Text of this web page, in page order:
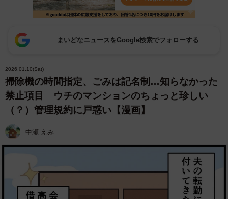
まいどなニュースをGoogle検索でフォローする
2026.01.10(Sat)
掃除機の時間指定、ごみは記名制…知らなかった
禁止項目 ウチのマンションのちょっと珍しい
（？）管理規約に戸惑い【漫画】
中瀬 えみ